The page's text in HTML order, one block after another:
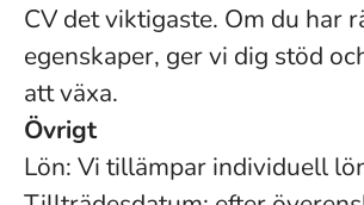
CV det viktigaste. Om du har
egenskaper, ger vi dig stöd
att växa.
Övrigt
Lön: Vi tillämpar individuell